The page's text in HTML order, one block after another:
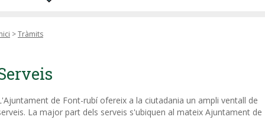
>Tràmits
de Font-rubí ofereix a la ciutadania un ampli ventall de
La major part dels serveis s'ubiquen al mateix Ajuntament de